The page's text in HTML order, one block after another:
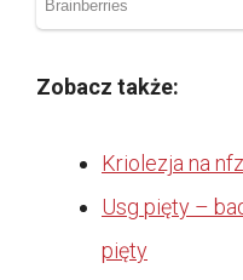
Zobacz także:
Kriolezja na nfz
Usg pięty –
pięty